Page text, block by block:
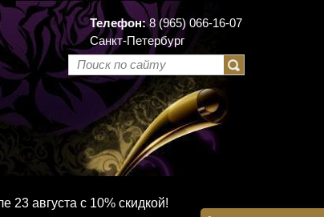
Телефон:8 (965) 066-16-07
Санкт-Петербург
23 августа с 10% скидкой!